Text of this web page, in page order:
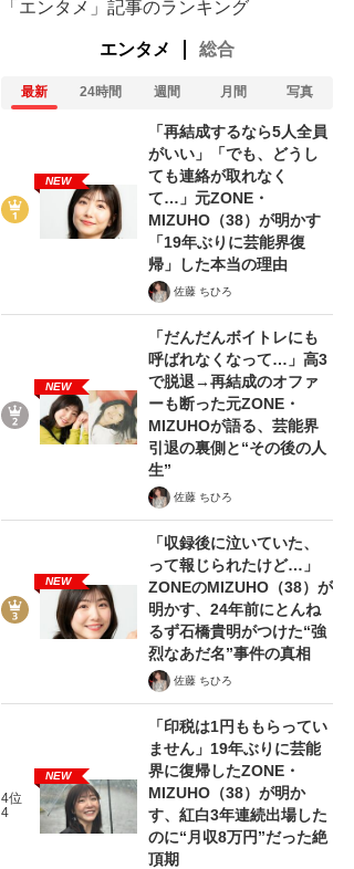
「エンタメ」記事のランキング
エンタメ 総合
最新 24時間 週間 月間 写真
NEW
「再結成するなら5人全員
がいい」「でも、どうし
ても連絡が取れなく
て…」元ZONE・
MIZUHO（38）が明かす
「19年ぶりに芸能界復
帰」した本当の理由
佐藤 ちひろ
NEW
「だんだんボイトレにも
呼ばれなくなって…」高3
で脱退→再結成のオファ
ーも断った元ZONE・
MIZUHOが語る、芸能界
引退の裏側と“その後の人
生”
佐藤 ちひろ
NEW
「収録後に泣いていた、
って報じられたけど…」
ZONEのMIZUHO（38）が
明かす、24年前にとんね
るず石橋貴明がつけた“強
烈なあだ名”事件の真相
佐藤 ちひろ
4位
4
NEW
「印税は1円ももらってい
ません」19年ぶりに芸能
界に復帰したZONE・
MIZUHO（38）が明か
す、紅白3年連続出場した
のに“月収8万円”だった絶
頂期